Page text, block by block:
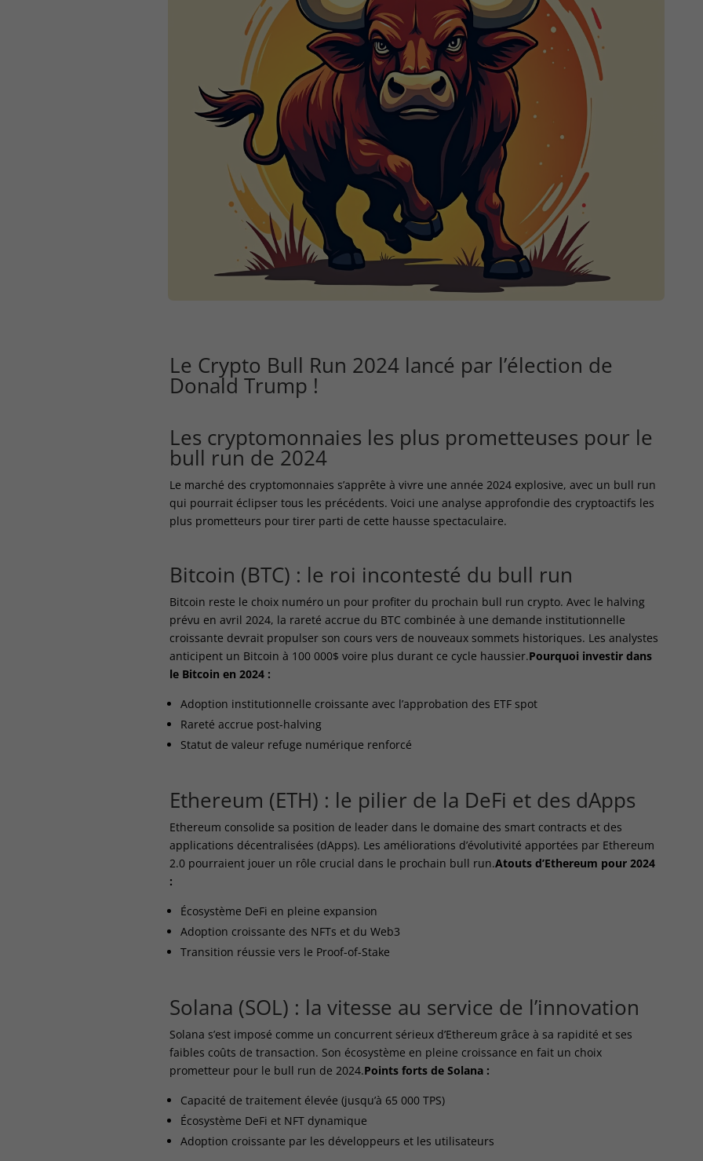
Le Crypto Bull Run 2024lancé par l’élection de
Donald Trump !
Les cryptomonnaies les plus prometteuses pour le
bull run de 2024
Le marché des cryptomonnaies s’apprête à vivre une année 2024 explosive, avec un bull run
qui pourrait éclipser tous les précédents. Voici une analyse approfondie des cryptoactifs les
plus prometteurs pour tirer parti de cette hausse spectaculaire.
Bitcoin (BTC) : le roi incontesté du bull run
Bitcoin reste le choix numéro un pour profiter du prochain bull run crypto. Avec le halving
prévu en avril 2024, la rareté accrue du BTC combinée à une demande institutionnelle
croissante devrait propulser son cours vers de nouveaux sommets historiques. Les analystes
anticipent un Bitcoin à 100 000$ voire plus durant ce cycle haussier.Pourquoi investir dans
le Bitcoin en 2024 :
Adoption institutionnelle croissante avec l’approbation des ETF spot
Rareté accrue post-halving
Statut de valeur refuge numérique renforcé
Ethereum (ETH) : le pilier de la DeFi et des dApps
Ethereum consolide sa position de leader dans le domaine des smart contracts et des
applications décentralisées (dApps). Les améliorations d’évolutivité apportées par Ethereum
2.0 pourraient jouer un rôle crucial dans le prochain bull run.Atouts d’Ethereum pour 2024
:
Écosystème DeFi en pleine expansion
Adoption croissante des NFTs et du Web3
Transition réussie vers le Proof-of-Stake
Solana (SOL) : la vitesse au service de l’innovation
Solana s’est imposé comme un concurrent sérieux d’Ethereum grâce à sa rapidité et ses
faibles coûts de transaction. Son écosystème en pleine croissance en fait un choix
prometteur pour le bull run de 2024.Points forts de Solana :
Capacité de traitement élevée (jusqu’à 65 000 TPS)
Écosystème DeFi et NFT dynamique
Adoption croissante par les développeurs et les utilisateurs